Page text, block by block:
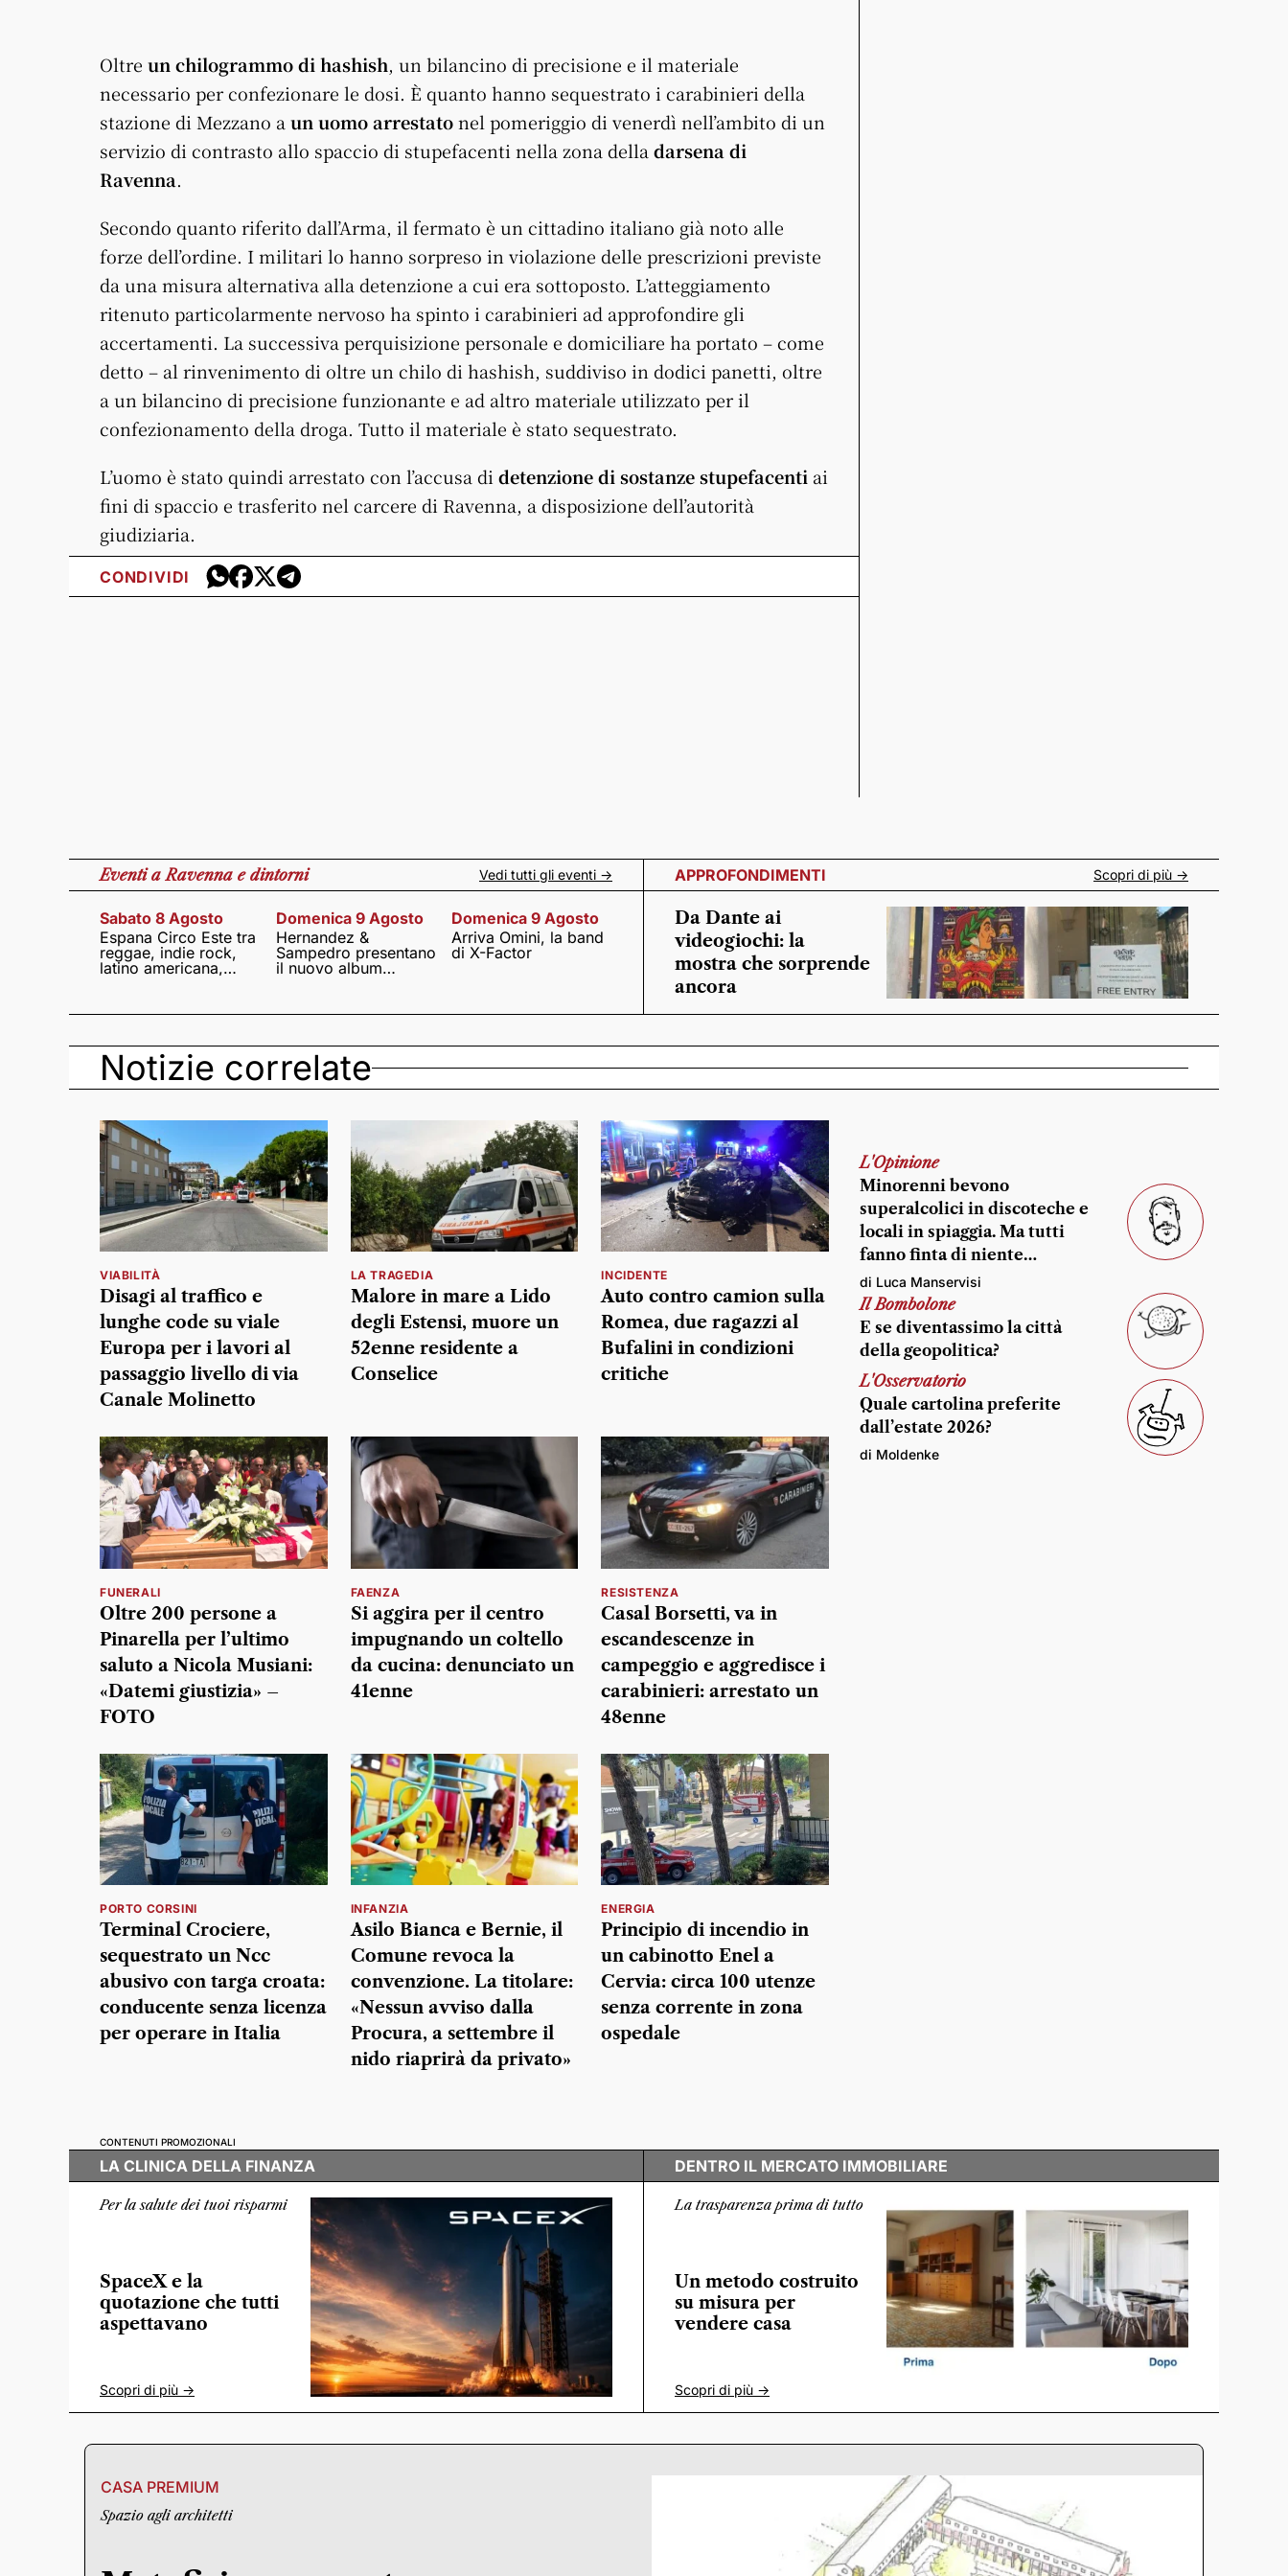
Oltre un chilogrammo di hashish, un bilancino di precisione e il materiale
necessario per confezionare le dosi. È quanto hanno sequestrato i carabinieri della
stazione di Mezzano a un uomo arrestatonel pomeriggio di venerdì nell’ambito di un
servizio di contrasto allo spaccio di stupefacenti nella zona della darsena di
Ravenna.
Secondo quanto riferito dall’Arma, il fermato è un cittadino italiano già noto alle
forze dell’ordine. I militari lo hanno sorpreso in violazione delle prescrizioni previste
da una misura alternativa alla detenzione a cui era sottoposto. L’atteggiamento
ritenuto particolarmente nervoso ha spinto i carabinieri ad approfondire gli
accertamenti. La successiva perquisizione personale e domiciliare ha portato – come
detto – al rinvenimento di oltre un chilo di hashish, suddiviso in dodici panetti, oltre
a un bilancino di precisione funzionante e ad altro materiale utilizzato per il
confezionamento della droga. Tutto il materiale è stato sequestrato.
L’uomo è stato quindi arrestato con l’accusa di detenzione di sostanze stupefacenti ai
fini di spaccio e trasferito nel carcere di Ravenna, a disposizione dell’autorità
giudiziaria.
CONDIVIDI
Eventia Ravenna e dintorni Vedi tutti gli eventi ->
Sabato 8 Agosto
Espana Circo Este tra
reggae, indie rock,
latino americana,
Domenica 9 Agosto
Hernandez &
Sampedro presentano
il nuovo album
Domenica 9 Agosto
Arriva Omini, la band
di X-Factor
APPROFONDIMENTI Scopri di più ->
Da Dante ai
videogiochi: la
mostra che sorprende
ancora
Notizie correlate
VIABILITÀ
Disagi al traffico e
lunghe code su viale
Europa per i lavori al
passaggio livello di via
Canale Molinetto
LA TRAGEDIA
Malore in mare a Lido
degli Estensi, muore un
52enne residente a
Conselice
INCIDENTE
Auto contro camion sulla
Romea, due ragazzi al
Bufalini in condizioni
critiche
FUNERALI
Oltre 200 persone a
Pinarella per l’ultimo
saluto a Nicola Musiani:
«Datemi giustizia» –
FOTO
FAENZA
Si aggira per il centro
impugnando un coltello
da cucina: denunciato un
41enne
RESISTENZA
Casal Borsetti, va in
escandescenze in
campeggio e aggredisce i
carabinieri: arrestato un
48enne
PORTO CORSINI
Terminal Crociere,
sequestrato un Ncc
abusivo con targa croata:
conducente senza licenza
per operare in Italia
INFANZIA
Asilo Bianca e Bernie, il
Comune revoca la
convenzione. La titolare:
«Nessun avviso dalla
Procura, a settembre il
nido riaprirà da privato»
ENERGIA
Principio di incendio in
un cabinotto Enel a
Cervia: circa 100 utenze
senza corrente in zona
ospedale
L'Opinione
Minorenni bevono
superalcolici in discoteche e
locali in spiaggia. Ma tutti
fanno finta di niente…
di Luca Manservisi
Il Bombolone
E se diventassimo la città
della geopolitica?
L'Osservatorio
Quale cartolina preferite
dall’estate 2026?
di Moldenke
CONTENUTI PROMOZIONALI
LA CLINICA DELLA FINANZA
Per la salute dei tuoi risparmi
SpaceX e la
quotazione che tutti
aspettavano
Scopri di più ->
DENTRO IL MERCATO IMMOBILIARE
La trasparenza prima di tutto
Un metodo costruito
su misura per
vendere casa
Scopri di più ->
CASA PREMIUM
Spazio agli architetti